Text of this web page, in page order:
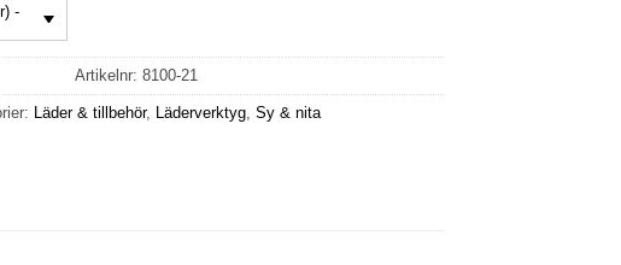
-
Artikelnr: 8100-21
Läder & tillbehör, Läderverktyg, Sy & nita